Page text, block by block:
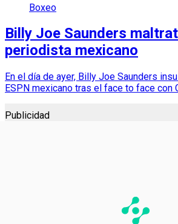
Boxeo
Billy Joe Saunders
periodista mexicano
En el día de ayer, Billy Joe Saunders
ESPN mexicano tras el face to face con
Publicidad